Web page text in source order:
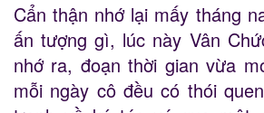
Cẩn thận nhớ lại mấy tháng
ấn tượng gì, lúc này Vân
nhớ ra, đoạn thời gian vừa
mỗi ngày cô đều có thói